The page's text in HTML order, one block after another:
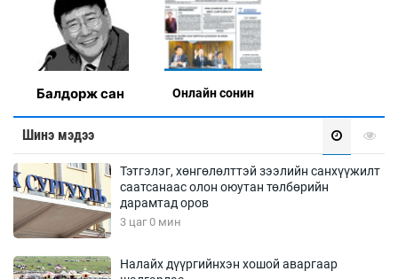
Балдорж сан Онлaйн сонин
Шинэ мэдээ
Тэтгэлэг, хөнгөлөлттэй зээлийн санхүүжилт
саатсанаас олон оюутан төлбөрийн
дарамтад оров
3 цаг 0 мин
Налайх дүүргийнхэн хошой аваргаар